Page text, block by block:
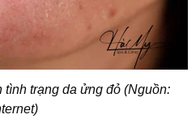
trạng da ửng đỏ (Nguồn: